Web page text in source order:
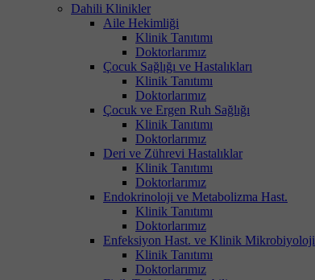
Dahili Klinikler
Aile Hekimliği
Klinik Tanıtımı
Doktorlarımız
Çocuk Sağlığı ve Hastalıkları
Klinik Tanıtımı
Doktorlarımız
Çocuk ve Ergen Ruh Sağlığı
Klinik Tanıtımı
Doktorlarımız
Deri ve Zührevi Hastalıklar
Klinik Tanıtımı
Doktorlarımız
Endokrinoloji ve Metabolizma Hast.
Klinik Tanıtımı
Doktorlarımız
Enfeksiyon Hast. ve Klinik Mikrobiyoloji
Klinik Tanıtımı
Doktorlarımız